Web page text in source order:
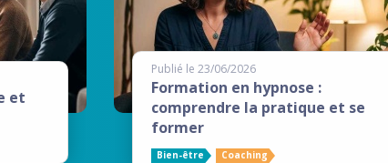
et
Publié le 23/06/2026
Formation en hypnose :
comprendre la pratique et se
former
Bien-être Coaching